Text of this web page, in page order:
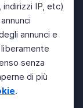
IP, etc)
annunci e
senza
di più
.